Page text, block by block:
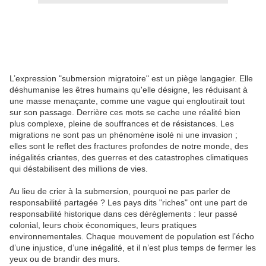
L’expression "submersion migratoire" est un piège langagier. Elle
déshumanise les êtres humains qu'elle désigne, les réduisant à
une masse menaçante, comme une vague qui engloutirait tout
sur son passage. Derrière ces mots se cache une réalité bien
plus complexe, pleine de souffrances et de résistances. Les
migrations ne sont pas un phénomène isolé ni une invasion ;
elles sont le reflet des fractures profondes de notre monde, des
inégalités criantes, des guerres et des catastrophes climatiques
qui déstabilisent des millions de vies.
Au lieu de crier à la submersion, pourquoi ne pas parler de
responsabilité partagée ? Les pays dits "riches" ont une part de
responsabilité historique dans ces dérèglements : leur passé
colonial, leurs choix économiques, leurs pratiques
environnementales. Chaque mouvement de population est l’écho
d’une injustice, d’une inégalité, et il n’est plus temps de fermer les
yeux ou de brandir des murs.